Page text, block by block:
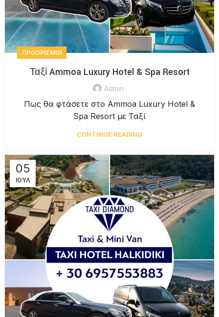
ΠΡΟΟΡΙΣΜΟΊ
Ταξί Ammoa Luxury Hotel & Spa Resort
Admin
Πως θα φτάσετε στο Ammoa Luxury Hotel &
Spa Resort με Ταξί
CONTINUE READING
05
ΙΟΎΛ